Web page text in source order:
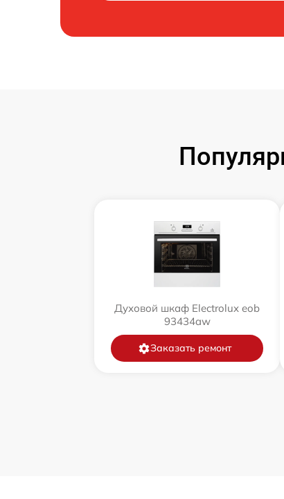
Духовой шкаф Electrolux eob
93434aw
Заказать ремонт